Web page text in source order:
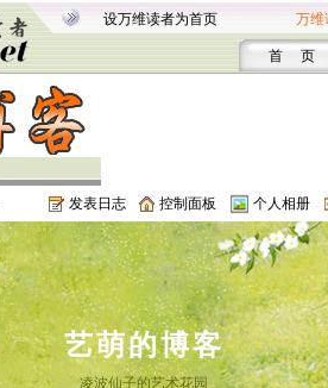
设万维读者为首页 万维
首 页
发表日志 控制面板 个人相册
艺萌的博客
凌波仙子的艺术花园